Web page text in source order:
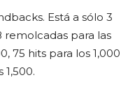
Está a sólo 3
remolcadas para las
75 hits para los 1,000
1,500.